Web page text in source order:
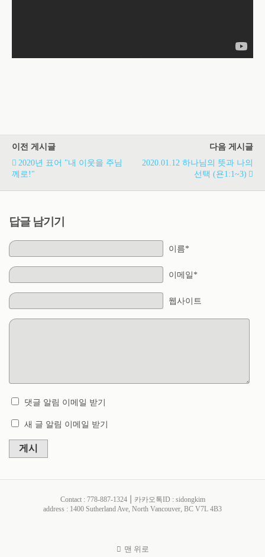
이전 게시글
2020년 표어 "내 이웃을 주님
께로!"
다음 게시글
2020.01.12 하나님의 뜻과 나의
선택 (욘1:1~3)
답글 남기기
이름*
이메일*
웹사이트
댓글 알림 이메일 받기
새 글 알림 이메일 받기
게시
Contact : 778-887-1324 ⎮ 카카오톡ID : sidongkim
address : 1400 Sutherland Ave, North Vancouver, BC V7L 4B3
맨 위로